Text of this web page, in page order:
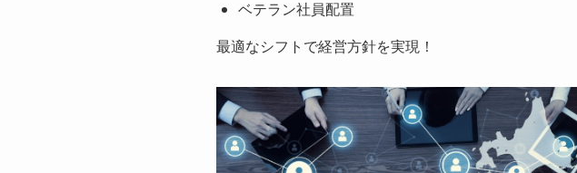
ベテラン社員配置
最適なシフトで経営方針を実現！